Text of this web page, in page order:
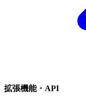
拡張機能・API